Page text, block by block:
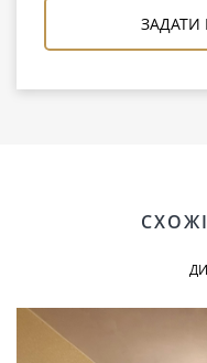
ЗАДАТИ